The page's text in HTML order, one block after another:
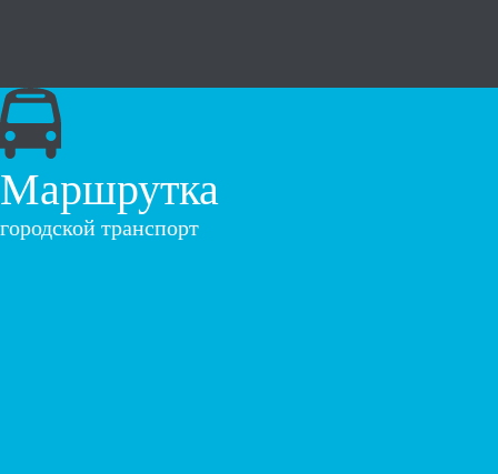
Маршрутка
городской транспорт